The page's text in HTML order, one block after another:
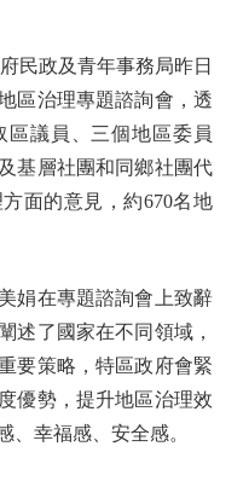
政及青年事務局昨日
區治理專題諮詢會，透
議員、三個地區委員
基層社團和同鄉社團代
面的意見，約670名地
在專題諮詢會上致辭
述了國家在不同領域，
要策略，特區政府會緊
優勢，提升地區治理效
、幸福感、安全感。